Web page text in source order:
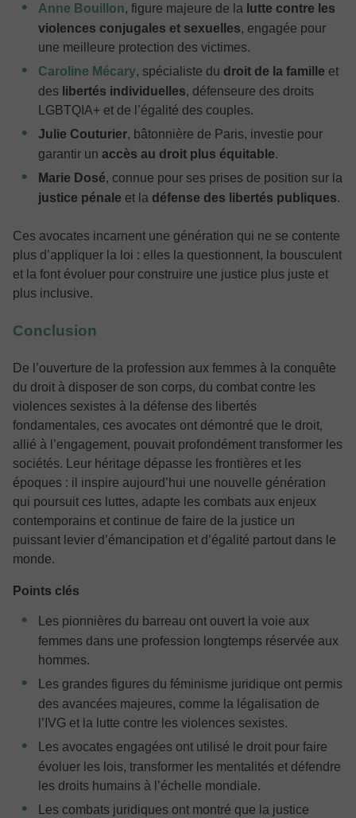
Anne Bouillon, figure majeure de la lutte contre les
violences conjugales et sexuelles, engagée pour
une meilleure protection des victimes.
Caroline Mécary, spécialiste du droit de la famille et
des libertés individuelles, défenseure des droits
LGBTQIA+ et de l’égalité des couples.
Julie Couturier, bâtonnière de Paris, investie pour
garantir un accès au droit plus équitable.
Marie Dosé, connue pour ses prises de position sur la
justice pénale et la défense des libertés publiques.
Ces avocates incarnent une génération qui ne se contente
plus d’appliquer la loi : elles la questionnent, la bousculent
et la font évoluer pour construire une justice plus juste et
plus inclusive.
Conclusion
De l’ouverture de la profession aux femmes à la conquête
du droit à disposer de son corps, du combat contre les
violences sexistes à la défense des libertés
fondamentales, ces avocates ont démontré que le droit,
allié à l’engagement, pouvait profondément transformer les
sociétés. Leur héritage dépasse les frontières et les
époques : il inspire aujourd’hui une nouvelle génération
qui poursuit ces luttes, adapte les combats aux enjeux
contemporains et continue de faire de la justice un
puissant levier d’émancipation et d’égalité partout dans le
monde.
Points clés
Les pionnières du barreau ont ouvert la voie aux
femmes dans une profession longtemps réservée aux
hommes.
Les grandes figures du féminisme juridique ont permis
des avancées majeures, comme la légalisation de
l’IVG et la lutte contre les violences sexistes.
Les avocates engagées ont utilisé le droit pour faire
évoluer les lois, transformer les mentalités et défendre
les droits humains à l’échelle mondiale.
Les combats juridiques ont montré que la justice